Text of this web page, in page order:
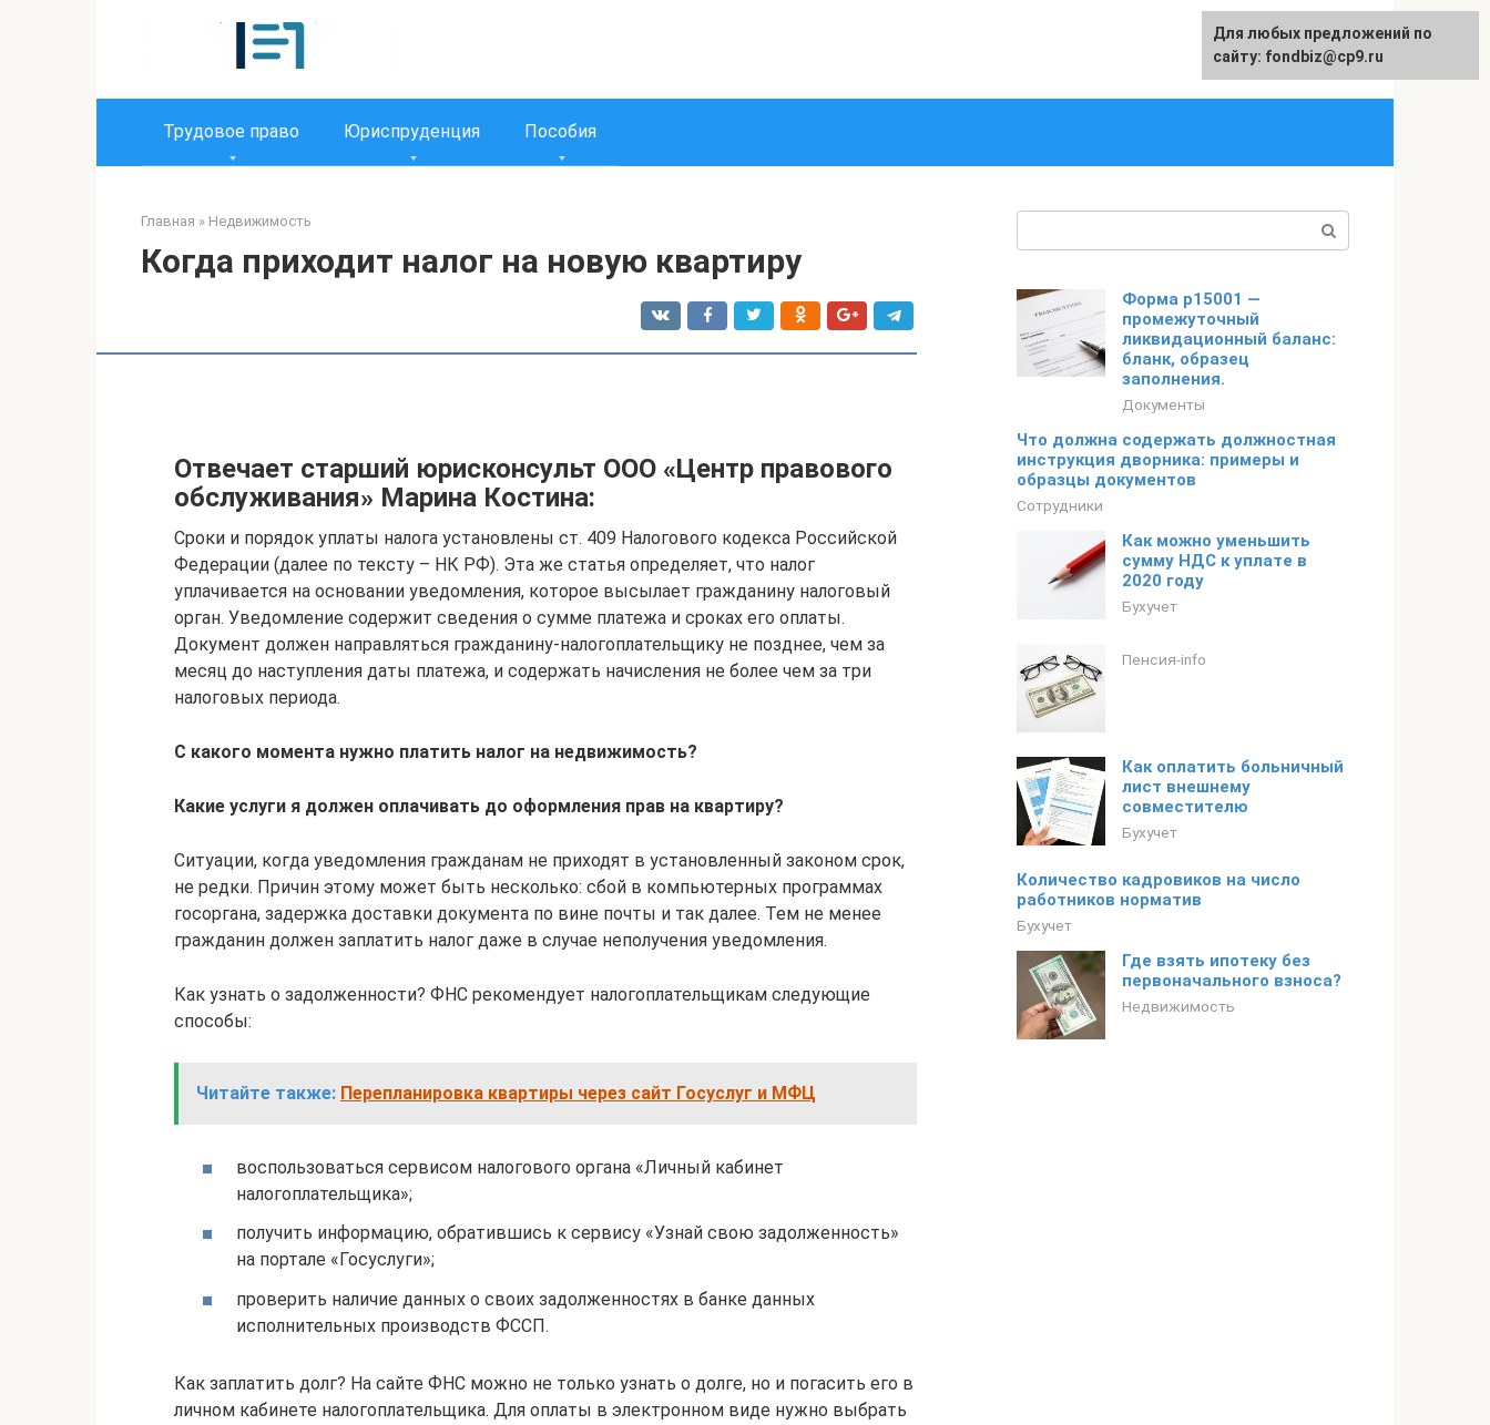
English
Трудовое право Юриспруденция Пособия
Главная » Недвижимость
Когда приходит налог на новую квартиру
Отвечает старший юрисконсульт ООО «Центр правового
обслуживания» Марина Костина:
Сроки и порядок уплаты налога установлены ст. 409 Налогового кодекса Российской
Федерации (далее по тексту – НК РФ). Эта же статья определяет, что налог
уплачивается на основании уведомления, которое высылает гражданину налоговый
орган. Уведомление содержит сведения о сумме платежа и сроках его оплаты.
Документ должен направляться гражданину-налогоплательщику не позднее, чем за
месяц до наступления даты платежа, и содержать начисления не более чем за три
налоговых периода.
С какого момента нужно платить налог на недвижимость?
Какие услуги я должен оплачивать до оформления прав на квартиру?
Ситуации, когда уведомления гражданам не приходят в установленный законом срок,
не редки. Причин этому может быть несколько: сбой в компьютерных программах
госоргана, задержка доставки документа по вине почты и так далее. Тем не менее
гражданин должен заплатить налог даже в случае неполучения уведомления.
Как узнать о задолженности? ФНС рекомендует налогоплательщикам следующие
способы:
Читайте также: Перепланировка квартиры через сайт Госуслуг и МФЦ
воспользоваться сервисом налогового органа «Личный кабинет
налогоплательщика»;
получить информацию, обратившись к сервису «Узнай свою задолженность»
на портале «Госуслуги»;
проверить наличие данных о своих задолженностях в банке данных
исполнительных производств ФССП.
Как заплатить долг? На сайте ФНС можно не только узнать о долге, но и погасить его в
личном кабинете налогоплательщика. Для оплаты в электронном виде нужно выбрать
Форма р15001 —
промежуточный
ликвидационный баланс:
бланк, образец
заполнения.
Документы
Что должна содержать должностная
инструкция дворника: примеры и
образцы документов
Сотрудники
Как можно уменьшить
сумму НДС к уплате в
2020 году
Бухучет
Пенсия-info
Как оплатить больничный
лист внешнему
совместителю
Бухучет
Количество кадровиков на число
работников норматив
Бухучет
Где взять ипотеку без
первоначального взноса?
Недвижимость
Для любых предложений по
сайту: fondbiz@cp9.ru